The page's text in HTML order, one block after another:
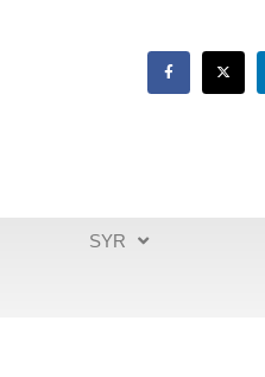
SYR